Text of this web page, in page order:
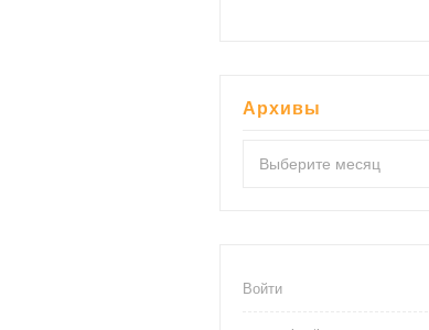
Архивы
Войти